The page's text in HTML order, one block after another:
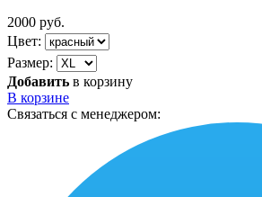
2000 руб.
Цвет:
Размер:
Добавить в корзину
В корзине
Связаться с менеджером: